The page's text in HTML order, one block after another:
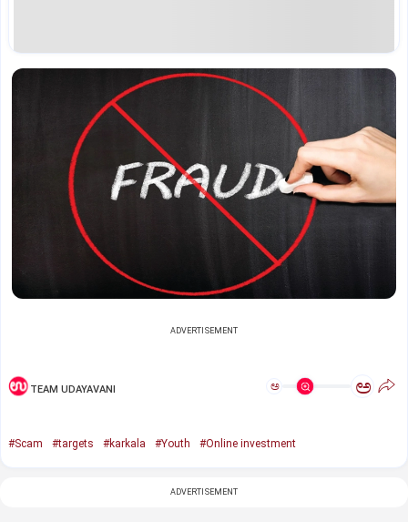
ADVERTISEMENT
TEAM UDAYAVANI ಅ ಅ
#Scam #targets #karkala #Youth #Online investment
ADVERTISEMENT